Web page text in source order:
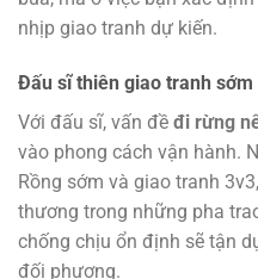
nhịp giao tranh dự kiến.
Đấu sĩ thiên giao tranh sớm
Với đấu sĩ, vấn đề đi rừng
vào phong cách vận hành.
Rồng sớm và giao tranh
thương trong những pha
chống chịu ổn định sẽ tận
đối phương.